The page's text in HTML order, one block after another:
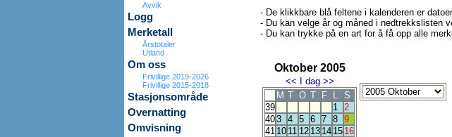
Avvik
Logg
Merketall
Årstotaler
Utland
Om oss
Frivillige 2019-2026
Frivillige 2015-2018
Stasjonsområde
Overnatting
Omvisning
- De klikkbare blå feltene i kalenderen er
- Du kan velge år og måned i nedtrekkslisten
- Du kan trykke på en art for å få opp alle
Oktober 2005
<< I dag >>
M T O T F L
S
39
1 2
403 4 5 6 7 8 9
41 10 11 12 13 14 15 16